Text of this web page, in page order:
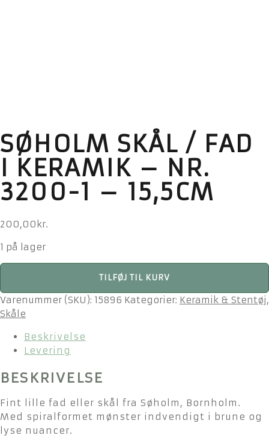
SØHOLM SKÅL / FAD
I KERAMIK – NR.
3200-1 – 15,5CM
200,00 kr.
1 på lager
Søholm
/
fad
keramik
3200-
-
15,5cm
antal
TILFØJ TIL KURV
Varenummer (SKU): 15896 Kategorier: Keramik & Stentøj,
Skåle
Beskrivelse
Levering
BESKRIVELSE
Fint lille fad eller skål fra Søholm, Bornholm.
Med spiralformet mønster indvendigt i brune og
lyse nuancer.